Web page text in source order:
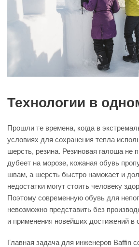
Технологии в
Прошли те времена, когда в
условиях для сохранения тепла
шерсть, резина. Резиновая галоша не
дубеет на морозе, кожаная обувь
швам, а шерсть быстро намокает и
недостатки могут стоить человеку
Поэтому современную обувь для
невозможно представить без
и применения новейших достижений в
Главная задача для инженеров Baffin